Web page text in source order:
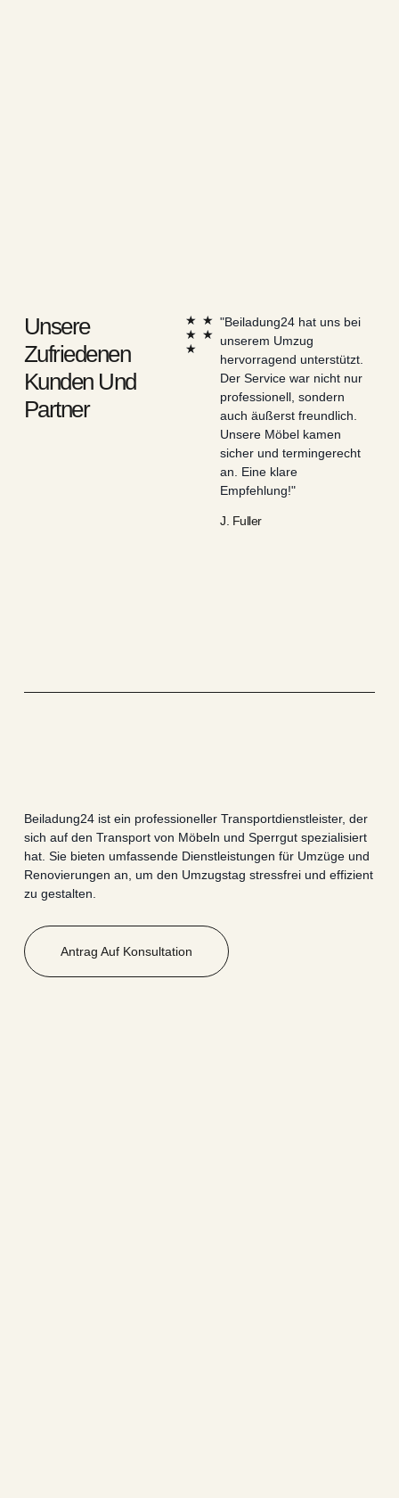
Unsere
Zufriedenen
Kunden Und
Partner
★ ★
★ ★
★
"Beiladung24 hat uns bei
unserem Umzug
hervorragend unterstützt.
Der Service war nicht nur
professionell, sondern
auch äußerst freundlich.
Unsere Möbel kamen
sicher und termingerecht
an. Eine klare
Empfehlung!"
J. Fuller
Beiladung24 ist ein professioneller Transportdienstleister, der
sich auf den Transport von Möbeln und Sperrgut spezialisiert
hat. Sie bieten umfassende Dienstleistungen für Umzüge und
Renovierungen an, um den Umzugstag stressfrei und effizient
zu gestalten.
Antrag Auf Konsultation